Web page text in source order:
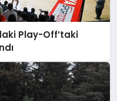
Play-Off’taki